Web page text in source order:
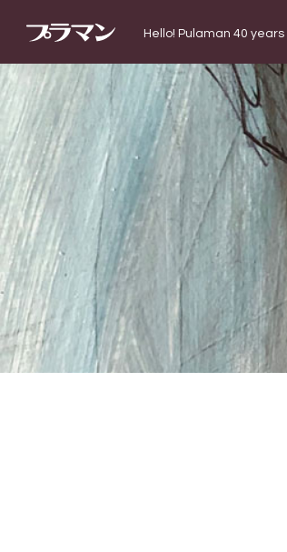
Hello! Pulaman 40 years